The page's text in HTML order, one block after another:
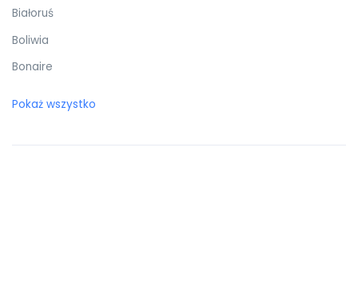
Białoruś
Boliwia
Bonaire
Brazylia
Pokaż wszystko